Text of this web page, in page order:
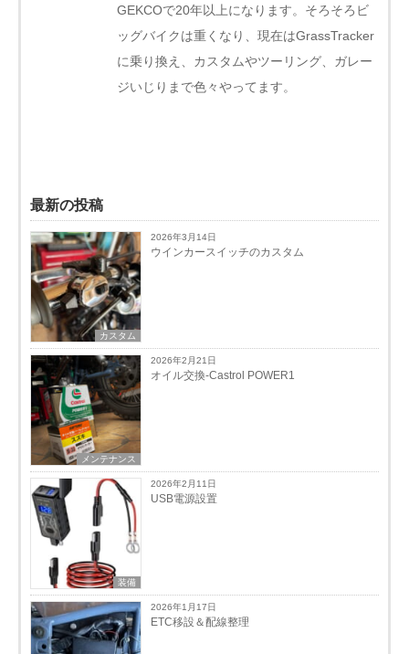
GEKCOで20年以上になります。そろそろビ
ッグバイクは重くなり、現在はGrassTracker
に乗り換え、カスタムやツーリング、ガレー
ジいじりまで色々やってます。
最新の投稿
カスタム
2026年3月14日
ウインカースイッチのカスタム
メンテナンス
2026年2月21日
オイル交換-Castrol POWER1
装備
2026年2月11日
USB電源設置
2026年1月17日
ETC移設＆配線整理